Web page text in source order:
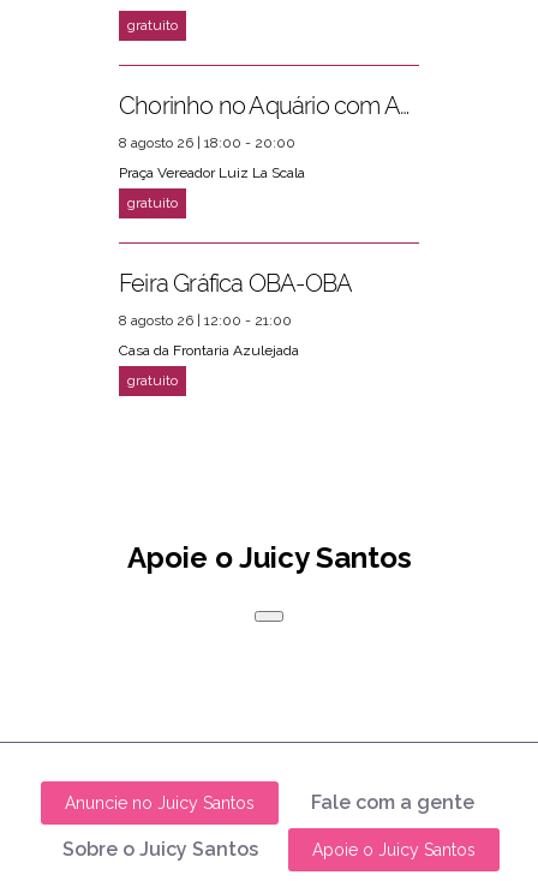
Chorinho no Aquário com Amigos da Música e Mari Torres
8 agosto 26 | 18:00 - 20:00
Praça Vereador Luiz La Scala
Feira Gráfica OBA-OBA
8 agosto 26 | 12:00 - 21:00
Casa da Frontaria Azulejada
Apoie o Juicy Santos
Anuncie no Juicy Santos Fale com a gente
Sobre o Juicy Santos Apoie o Juicy Santos